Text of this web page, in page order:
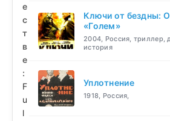
е
с
т
в
е
:
F
u
l
Ключи от бездны:
«Голем»
2004, Россия, триллер,
история
Уплотнение
1918, Россия,